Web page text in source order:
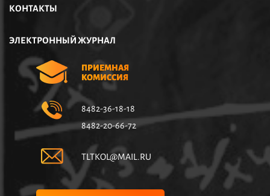
КОНТАКТЫ
ЭЛЕКТРОННЫЙ ЖУРНАЛ
ПРИЕМНАЯ
КОМИССИЯ
8482-36-18-18
8482-20-66-72
TLTKOL@MAIL.RU